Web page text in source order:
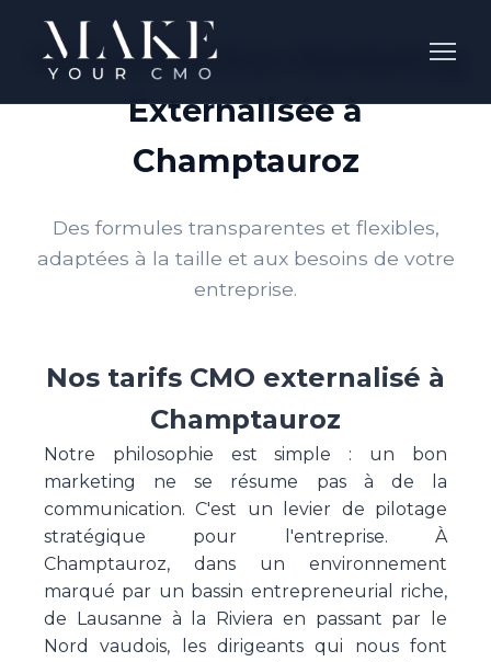
Tarifs Direction Marketing
Externalisée à
Champtauroz
Des formules transparentes et flexibles,
adaptées à la taille et aux besoins de votre
entreprise.
Nos tarifs CMO externalisé à
Champtauroz
Notre philosophie est simple : un bon
marketing ne se résume pas à de la
communication. C'est un levier de pilotage
stratégique pour l'entreprise. À
Champtauroz, dans un environnement
marqué par un bassin entrepreneurial riche,
de Lausanne à la Riviera en passant par le
Nord vaudois, les dirigeants qui nous font